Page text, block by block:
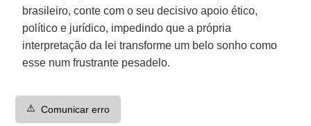
brasileiro, conte com o seu decisivo apoio ético,
político e jurídico, impedindo que a própria
interpretação da lei transforme um belo sonho como
esse num frustrante pesadelo.
⚠️ Comunicar erro